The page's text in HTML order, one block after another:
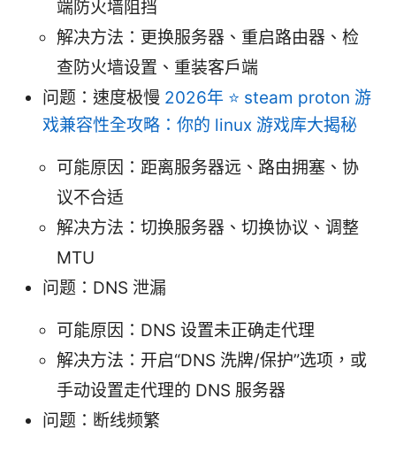
端防火墙阻挡
解决方法：更换服务器、重启路由器、检
查防火墙设置、重装客户端
问题：速度极慢 2026年 ⭐ steam proton 游
戏兼容性全攻略：你的 linux 游戏库大揭秘
可能原因：距离服务器远、路由拥塞、协
议不合适
解决方法：切换服务器、切换协议、调整
MTU
问题：DNS 泄漏
可能原因：DNS 设置未正确走代理
解决方法：开启“DNS 洗牌/保护”选项，或
手动设置走代理的 DNS 服务器
问题：断线频繁